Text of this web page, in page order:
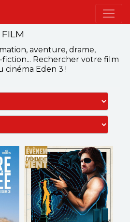
aventure, drame,
Rechercher votre film
cinéma Eden 3 !